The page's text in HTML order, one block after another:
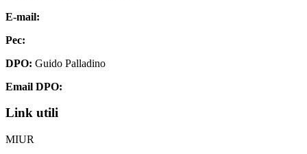
E-mail:
Pec:
DPO: Guido Palladino
Email DPO:
Link utili
MIUR